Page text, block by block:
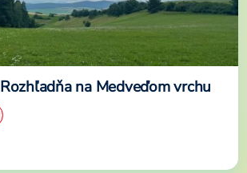
na Medveďom vrchu